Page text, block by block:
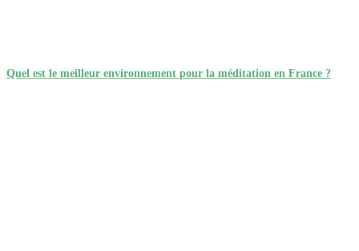
Quel est le meilleur environnement pour la méditation en France ?